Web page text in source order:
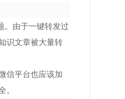
由于一键转发过
识文章被大量转
信平台也应该加